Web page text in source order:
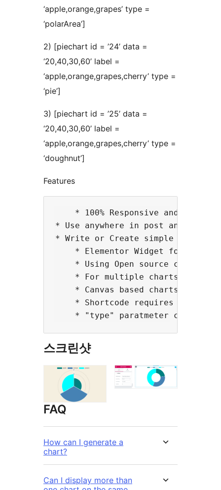
‘apple,orange,grapes’ type =
‘polarArea’]
2) [piechart id = ’24’ data =
‘20,40,30,60’ label =
‘apple,orange,grapes,cherry’ type =
‘pie’]
3) [piechart id = ’25’ data =
‘20,40,30,60’ label =
‘apple,orange,grapes,cherry’ type =
‘doughnut’]
Features
* 100% Responsive and
* Use anywhere in post and pages.
* Write or Create simple short
* Elementor Widget for live
* Using Open source chart.js
* For multiple charts on
    * Canvas based charts</li>
* Shortcode requires 4
스크린샷
FAQ
How can I generate a
chart?
Can I display more than